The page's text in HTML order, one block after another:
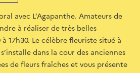
avec L’Agapanthe. Amateurs de
à réaliser de très belles
17h30. Le célèbre fleuriste situé à
dans la cour des anciennes
de fleurs fraîches et vous présente